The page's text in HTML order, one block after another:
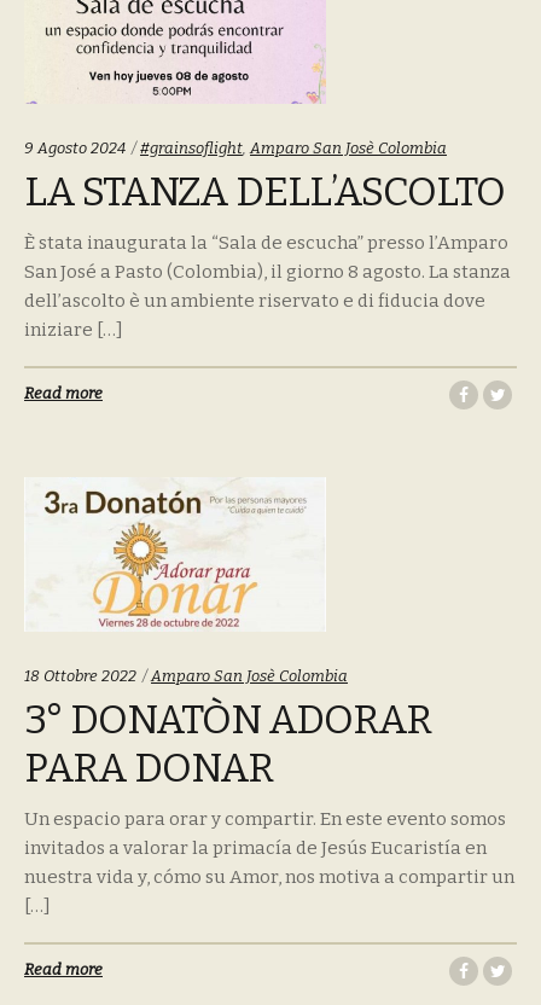
9 Agosto 2024 Tags:
#grainsoflight Amparo San Josè Colombia
LA STANZA DELL’ASCOLTO
È stata inaugurata la “Sala de escucha” presso l’Amparo
San José a Pasto (Colombia), il giorno 8 agosto. La stanza
dell’ascolto è un ambiente riservato e di fiducia dove
iniziare […]
Read more
18 Ottobre 2022 Tags:
Amparo San Josè Colombia
3° DONATÒN ADORAR
PARA DONAR
Un espacio para orar y compartir. En este evento somos
invitados a valorar la primacía de Jesús Eucaristía en
nuestra vida y, cómo su Amor, nos motiva a compartir un
[…]
Read more